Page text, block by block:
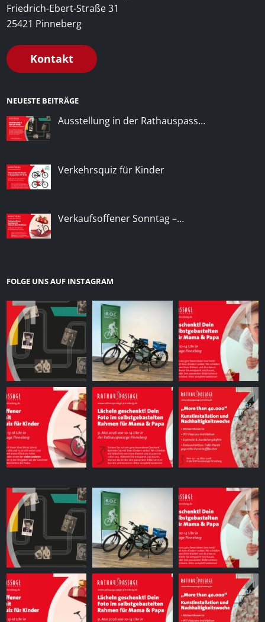
Friedrich-Ebert-Straße 31
25421 Pinneberg
Kontakt
NEUESTE BEITRÄGE
Ausstellung in der Rathauspass…
Verkehrsquiz für Kinder
Verkaufsoffener Sonntag –…
FOLGE UNS AUF INSTAGRAM